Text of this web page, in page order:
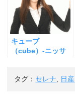
キューブ
（cube）-ニッサ
タグ： セレナ 日産